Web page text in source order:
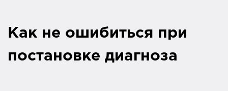
Как не ошибиться при
постановке диагноза